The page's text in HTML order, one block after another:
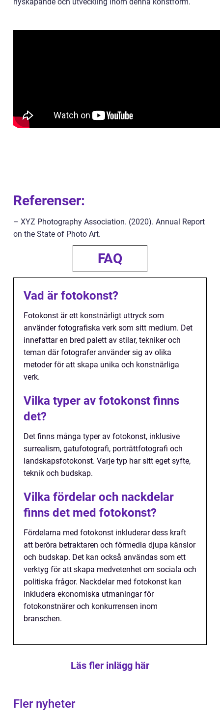
Referenser:
– XYZ Photography Association. (2020). Annual Report
on the State of Photo Art.
FAQ
Vad är fotokonst?
Fotokonst är ett konstnärligt uttryck som
använder fotografiska verk som sitt medium. Det
innefattar en bred palett av stilar, tekniker och
teman där fotografer använder sig av olika
metoder för att skapa unika och konstnärliga
verk.
Vilka typer av fotokonst finns
det?
Det finns många typer av fotokonst, inklusive
surrealism, gatufotografi, porträttfotografi och
landskapsfotokonst. Varje typ har sitt eget syfte,
teknik och budskap.
Vilka fördelar och nackdelar
finns det med fotokonst?
Fördelarna med fotokonst inkluderar dess kraft
att beröra betraktaren och förmedla djupa känslor
och budskap. Det kan också användas som ett
verktyg för att skapa medvetenhet om sociala och
politiska frågor. Nackdelar med fotokonst kan
inkludera ekonomiska utmaningar för
fotokonstnärer och konkurrensen inom
branschen.
Läs fler inlägg här
Fler nyheter